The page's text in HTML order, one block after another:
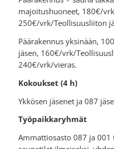
majoitushuoneet, 180€/
250€/vrk/Teollisuusliiton
Päärakennus yksinään,
jäsen, 160€/vrk/
240€/vrk/vieras.
Kokoukset (4 h)
Ykkösen jäsenet ja 087
Työpaikkaryhmät
Ammattiosasto 087 ja